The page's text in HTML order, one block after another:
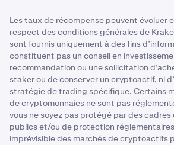
Les taux de récompense peuvent évoluer
respect des conditions générales de
sont fournis uniquement à des fins
constituent pas un conseil en
recommandation ou une sollicitation
staker ou de conserver un cryptoactif, ni
stratégie de trading spécifique. Certains
de cryptomonnaies ne sont pas
vous ne soyez pas protégé par des
publics et/ou de protection
imprévisible des marchés de cryptoactifs